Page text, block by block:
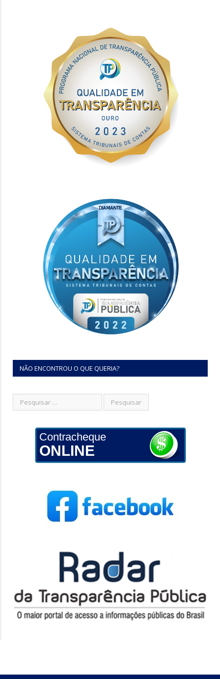
NÃO ENCONTROU O QUE QUERIA?
Contracheque
ONLINE